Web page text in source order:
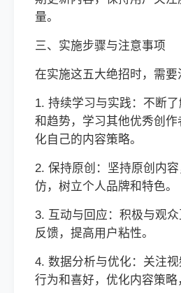
量。
三、实施步骤与注意事项
在实施这五大绝招时，需要
1. 持续学习与实践：不断
和趋势，学习其他优秀创
化自己的内容策略。
2. 保持原创：坚持原创内
仿，树立个人品牌和特色。
3. 互动与回应：积极与观
反馈，提高用户粘性。
4. 数据分析与优化：关注
行为和喜好，优化内容策略